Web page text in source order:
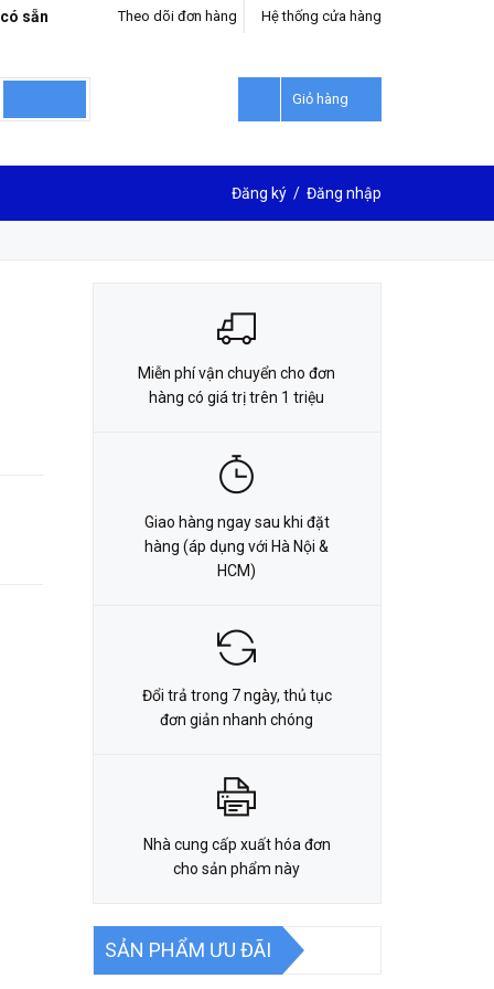
sẵn
Hệ thống cửa hàng
Theo dõi đơn hàng
Giỏ hàng
Đăng ký / Đăng nhập
LIÊN HỆ ĐẶT HÀNG
Miễn phí vận chuyển cho đơn
hàng có giá trị trên 1 triệu
Giao hàng ngay sau khi đặt
hàng (áp dụng với Hà Nội &
HCM)
Đổi trả trong 7 ngày, thủ tục
đơn giản nhanh chóng
Nhà cung cấp xuất hóa đơn
cho sản phẩm này
SẢN PHẨM ƯU ĐÃI